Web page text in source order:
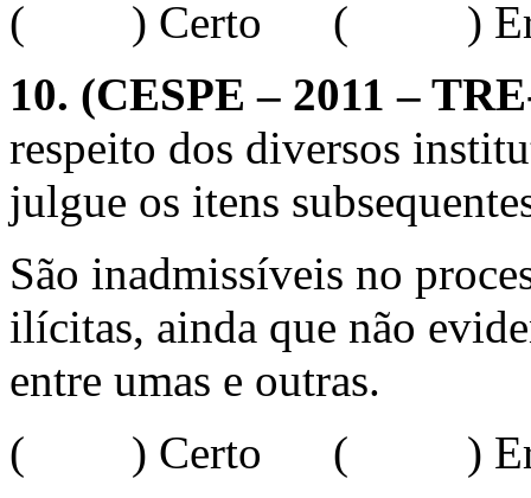
( ) Certo ( )
10. (CESPE – 2011 –
respeito dos diversos
julgue os itens
São inadmissíveis no
ilícitas, ainda que não
entre umas e outras.
( ) Certo ( )